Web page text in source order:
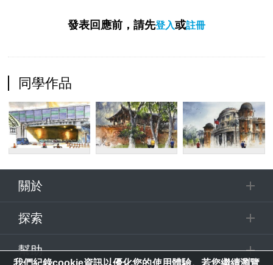
發表回應前，請先登入或註冊
同學作品
關於
探索
幫助
我們紀錄cookie資訊以優化您的使用體驗。若您繼續瀏覽